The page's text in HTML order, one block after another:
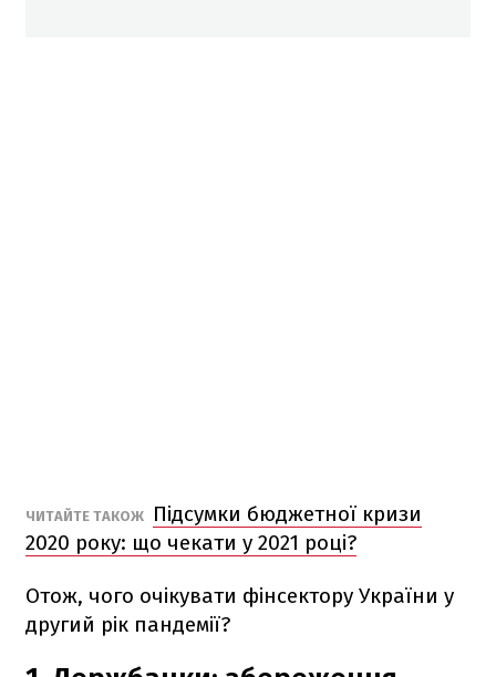
ЧИТАЙТЕ ТАКОЖ
Підсумки бюджетної кризи
2020 року: що чекати у 2021 році?
Отож, чого очікувати фінсектору України у
другий рік пандемії?